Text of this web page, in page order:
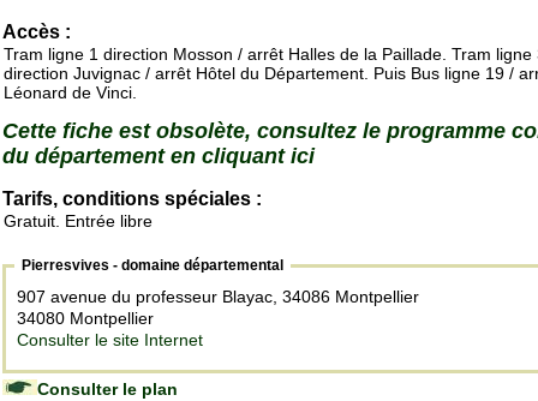
Accès :
Tram ligne 1 direction Mosson / arrêt Halles de la Paillade. Tram ligne
direction Juvignac / arrêt Hôtel du Département. Puis Bus ligne 19 /
Léonard de Vinci.
Cette fiche est obsolète, consultez le programme
du département en cliquant ici
Tarifs, conditions spéciales :
Gratuit. Entrée libre
Pierresvives - domaine départemental
907 avenue du professeur Blayac, 34086 Montpellier
34080 Montpellier
Consulter le site Internet
Consulter le plan